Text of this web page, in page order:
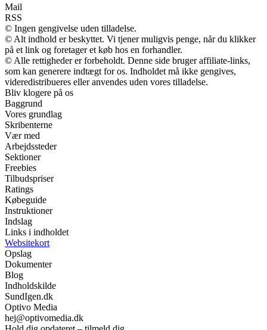
Mail
RSS
© Ingen gengivelse uden tilladelse.
© Alt indhold er beskyttet. Vi tjener muligvis penge, når du klikker
på et link og foretager et køb hos en forhandler.
© Alle rettigheder er forbeholdt. Denne side bruger affiliate-links,
som kan generere indtægt for os. Indholdet må ikke gengives,
videredistribueres eller anvendes uden vores tilladelse.
Bliv klogere på os
Baggrund
Vores grundlag
Skribenterne
Vær med
Arbejdssteder
Sektioner
Freebies
Tilbudspriser
Ratings
Købeguide
Instruktioner
Indslag
Links i indholdet
Websitekort
Opslag
Dokumenter
Blog
Indholdskilde
SundIgen.dk
Optivo Media
hej@optivomedia.dk